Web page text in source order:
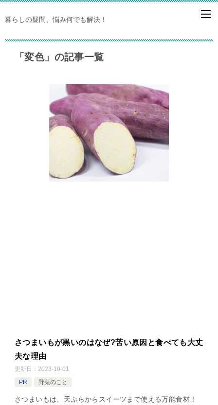
暮らしの疑問、悩み何でも解決！
「変色」の記事一覧
さつまいもが黒いのはなぜ?苦い原因と食べても大丈
夫な理由
更新日： 2023-10-01
PR
野菜のこと
さつまいもは、天ぷらからスイーツまで使える万能食材！